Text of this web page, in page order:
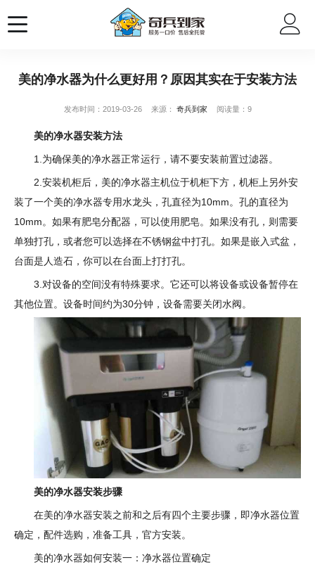
美的净水器为什么更好用？原因其实在于安装方法
发布时间：2019-03-26 来源： 奇兵到家 阅读量：9
美的净水器安装方法
1.为确保美的净水器正常运行，请不要安装前置过滤器。
2.安装机柜后，美的净水器主机位于机柜下方，机柜上另外安
装了一个美的净水器专用水龙头，孔直径为10mm。孔的直径为
10mm。如果有肥皂分配器，可以使用肥皂。如果没有孔，则需要
单独打孔，或者您可以选择在不锈钢盆中打孔。如果是嵌入式盆，
台面是人造石，你可以在台面上打打孔。
3.对设备的空间没有特殊要求。它还可以将设备或设备暂停在
其他位置。设备时间约为30分钟，设备需要关闭水阀。
美的净水器安装步骤
在美的净水器安装之前和之后有四个主要步骤，即净水器位置
确定，配件选购，准备工具，官方安装。
美的净水器如何安装一：净水器位置确定